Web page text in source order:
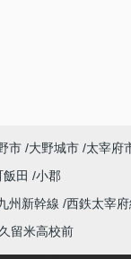
市 大野城市 太宰府
田
小郡
州新幹線 西鉄太宰
久留米高校前